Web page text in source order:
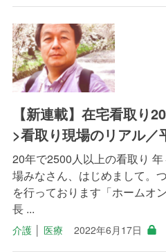
【新連載】在宅看取
>看取り現場のリアル／
20年で2500人以上の看取り
場みなさん、はじめまして。
を行っております「ホームオ
長 ...
介護│ 医療 2022年6月17日